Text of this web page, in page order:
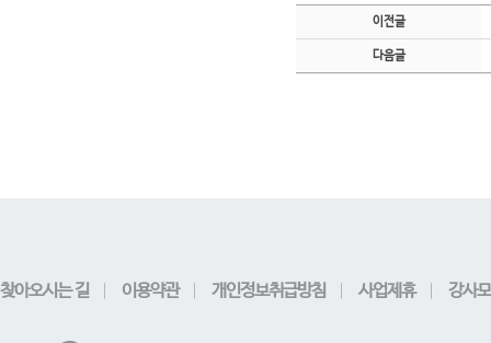
이전글
다음글
찾아오시는 길 이용약관 개인정보취급방침 사업제휴 강사